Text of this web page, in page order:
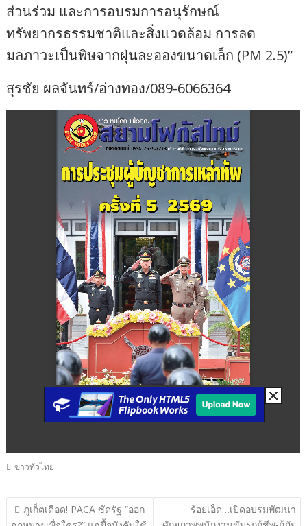
ส่วนร่วม และการอบรมการอนุรักษณ์
ทรัพยากรธรรมชาติและสิ่งแวดล้อม การลด
มลภาวะเป็นพิษจากฝุ่นละอองขนาดเล็ก (PM 2.5)”
สุรชัย ผลจันทร์/อ่างทอง/089-6066364
ข่าวทั่วไทย
แนะแนว
ภูเก็ตเดือด! PACA ซัดรัฐ “ออก
ร้อยเอ็ด…เปิดอบรมพัฒนา